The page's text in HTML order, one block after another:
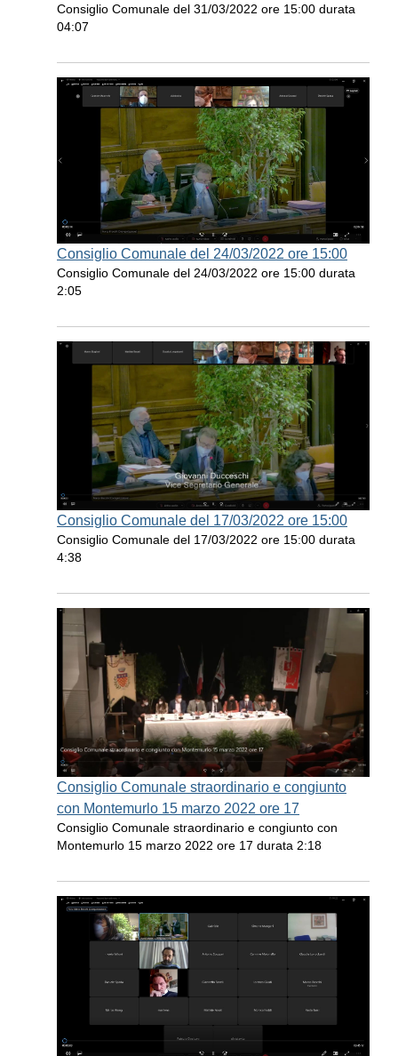
Consiglio Comunale del 31/03/2022 ore 15:00 durata
04:07
Consiglio Comunale del 24/03/2022 ore 15:00
Consiglio Comunale del 24/03/2022 ore 15:00 durata
2:05
Consiglio Comunale del 17/03/2022 ore 15:00
Consiglio Comunale del 17/03/2022 ore 15:00 durata
4:38
Consiglio Comunale straordinario e congiunto
con Montemurlo 15 marzo 2022 ore 17
Consiglio Comunale straordinario e congiunto con
Montemurlo 15 marzo 2022 ore 17 durata 2:18